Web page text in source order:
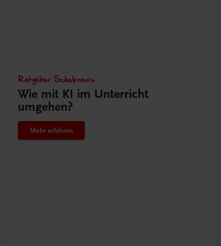
Ratgeber Schulpraxis
Wie mit KI im Unterricht
umgehen?
Mehr erfahren